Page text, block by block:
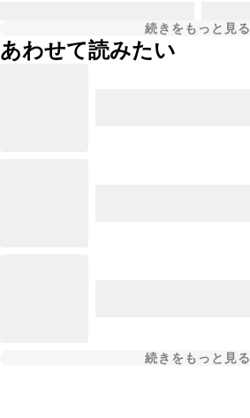
続きをもっと見る
あわせて読みたい
続きをもっと見る